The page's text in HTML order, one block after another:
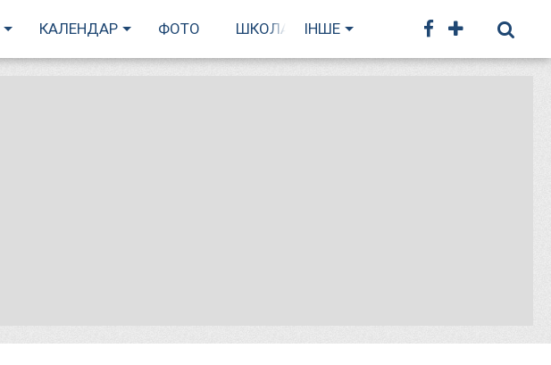
КАЛЕНДАР ФОТО ШКОЛА БІГУ
ІНШЕ